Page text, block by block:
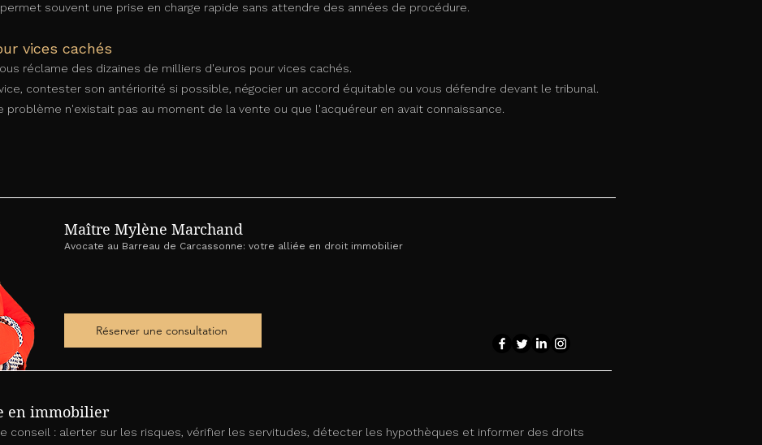
souvent une prise en charge rapide sans attendre des années de procédure.
vices cachés
réclame des dizaines de milliers d'euros pour vices cachés.
contester son antériorité si possible, négocier un accord équitable ou vous défendre devant le tribunal.
problème n'existait pas au moment de la vente ou que l'acquéreur en avait connaissance.
Maître Mylène Marchand
Avocate au Barreau de Carcassonne: votre alliée en droit immobilier
Réserver une consultation
en immobilier
conseil : alerter sur les risques, vérifier les servitudes, détecter les hypothèques et informer des droits